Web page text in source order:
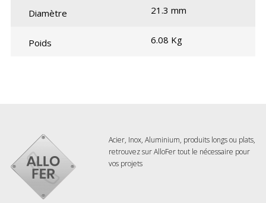
Diamètre 21.3 mm
Poids 6.08 Kg
Acier, Inox, Aluminium, produits longs ou plats,
retrouvez sur AlloFer tout le nécessaire pour
vos projets